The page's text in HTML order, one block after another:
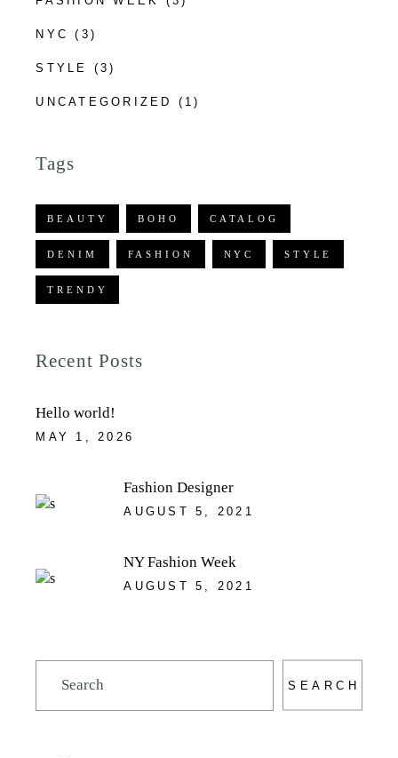
NYC (3)
STYLE (3)
UNCATEGORIZED (1)
Tags
BEAUTY BOHO CATALOG
DENIM FASHION NYC STYLE
TRENDY
Recent Posts
Hello world!
MAY 1, 2026
Fashion Designer
AUGUST 5, 2021
NY Fashion Week
AUGUST 5, 2021
Search
SEARCH